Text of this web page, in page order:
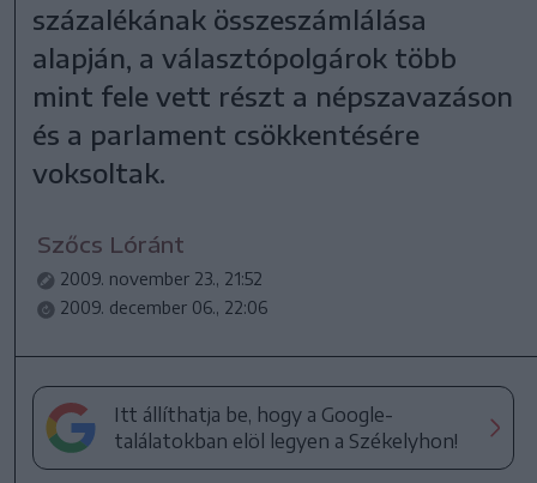
százalékának összeszámlálása
alapján, a választópolgárok több
mint fele vett részt a népszavazáson
és a parlament csökkentésére
voksoltak.
Szőcs Lóránt
2009. november 23., 21:52
2009. december 06., 22:06
Itt állíthatja be, hogy a Google-
találatokban elöl legyen a Székelyhon!